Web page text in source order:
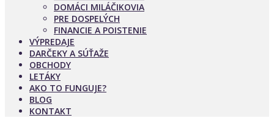
DOMÁCI MILÁČIKOVIA
PRE DOSPELÝCH
FINANCIE A POISTENIE
VÝPREDAJE
DARČEKY A SÚŤAŽE
OBCHODY
LETÁKY
AKO TO FUNGUJE?
BLOG
KONTAKT